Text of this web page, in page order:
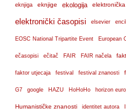
eknjiga eknjige ekologija
elektronički časopisi elsevier
EOSC National Tripartite Event European
ečasopisi ečitač FAIR FAIR načela
faktor utjecaja festival festival znanosti
G7 google HAZU HoHoHo horizon
Humanističke znanosti identitet autora